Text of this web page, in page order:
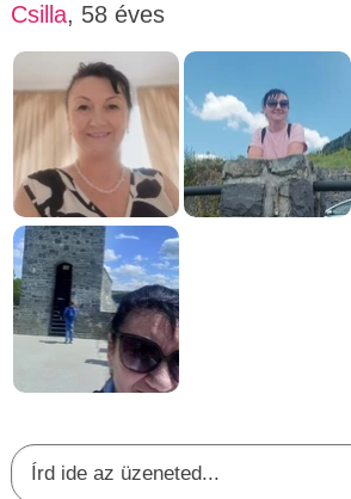
Csilla, 58 éves